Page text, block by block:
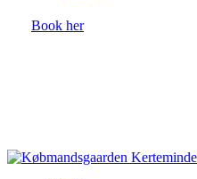
Book her